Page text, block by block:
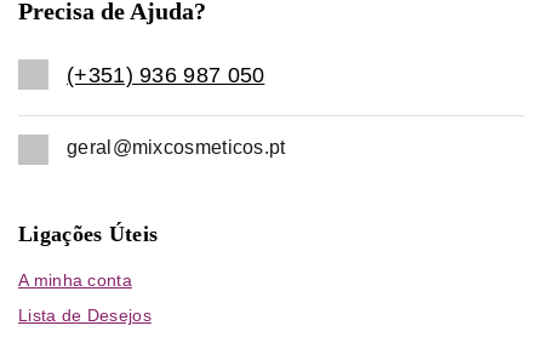
Precisa de Ajuda?
(+351) 936 987 050
geral@mixcosmeticos.pt
Ligações Úteis
A minha conta
Lista de Desejos